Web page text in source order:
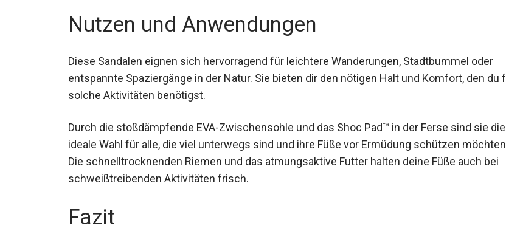
Nutzen und Anwendungen
Diese Sandalen eignen sich hervorragend für leichtere Wanderungen, Stadtbummel oder
entspannte Spaziergänge in der Natur. Sie bieten dir den nötigen Halt und Komfort, den du
Durch die stoßdämpfende EVA-Zwischensohle und das Shoc Pad™ in der Ferse sind sie die
ideale Wahl für alle, die viel unterwegs sind und ihre Füße vor Ermüdung schützen möchten.
Die schnelltrocknenden Riemen und das atmungsaktive Futter halten deine Füße auch bei
Fazit